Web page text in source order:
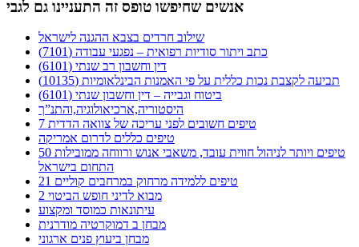
אנשים שחיפשו טופס זה התעניינו גם לגבי
שילוב חרדים בצבא ההגנה לישראל
כתב ויתור סודיות רפואית – נפגעי עבודה (7101)
דין וחשבון רב שנתי (6101)
תביעה לקצבת נכות כללית על פי האמנות הבינלאומיות (10135)
ביטוח וגבייה – דין וחשבון שנתי (6101)
היסטוריה,ארכיאולוגיה,והתנ”ך
7 טיפים חשובים לפני עריכה של צוואה הדדית
טיפים כללים לדרום אמריקה
50 טיפים ויותר לניהול חווית עובד, משאבי אנוש ורווחה ממובילות
התחום בישראל
21 טיפים ללמידה מרחוק במרחבים קוליים
מבוא לדיני חופש הביטוי 2
עיתונאות כמוסד ומקצוע
מבחן ב דמוקרטיה מודרנית
מבחן ביעוץ פנים ארגוני